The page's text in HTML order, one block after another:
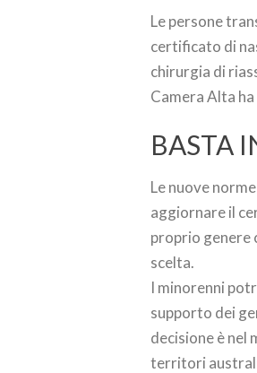
Le persone
certificato di
chirurgia di
Camera Alta
BASTA
Le nuove
aggiornare il
proprio genere
scelta.
I minorenni
supporto dei
decisione è nel
territori